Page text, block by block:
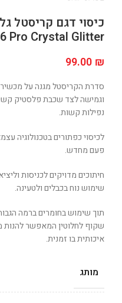
Pro Crystal Glitter
99.00 ₪
וגמישה לצד שכבת פלסטיק
נפילות קשות.
לכיסוי כפתורים בטכנולוגיה
פעם מחדש.
חיתוכים מדויקים לכניסות
שימוש נוח בכבלים ולטעינה.
תוך שימוש בחומרים ברמה
שקוף לחלוטין המאפשר להנות
איכותית בו זמנית.
מותג